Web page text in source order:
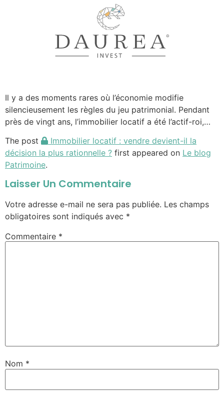
Il y a des moments rares où l’économie modifie
silencieusement les règles du jeu patrimonial. Pendant
près de vingt ans, l’immobilier locatif a été l’actif-roi,…
The post
Immobilier locatif : vendre devient-il la
décision la plus rationnelle ? first appeared on Le blog
Patrimoine.
Laisser Un Commentaire
Votre adresse e-mail ne sera pas publiée. Les champs
obligatoires sont indiqués avec *
Commentaire *
Nom *